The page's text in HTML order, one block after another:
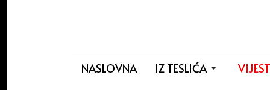
NASLOVNA IZ TESLIĆA